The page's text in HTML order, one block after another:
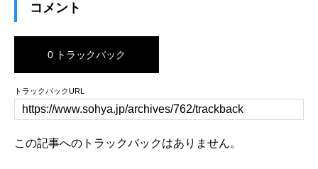
コメント
0 トラックバック
トラックバックURL
この記事へのトラックバックはありません。